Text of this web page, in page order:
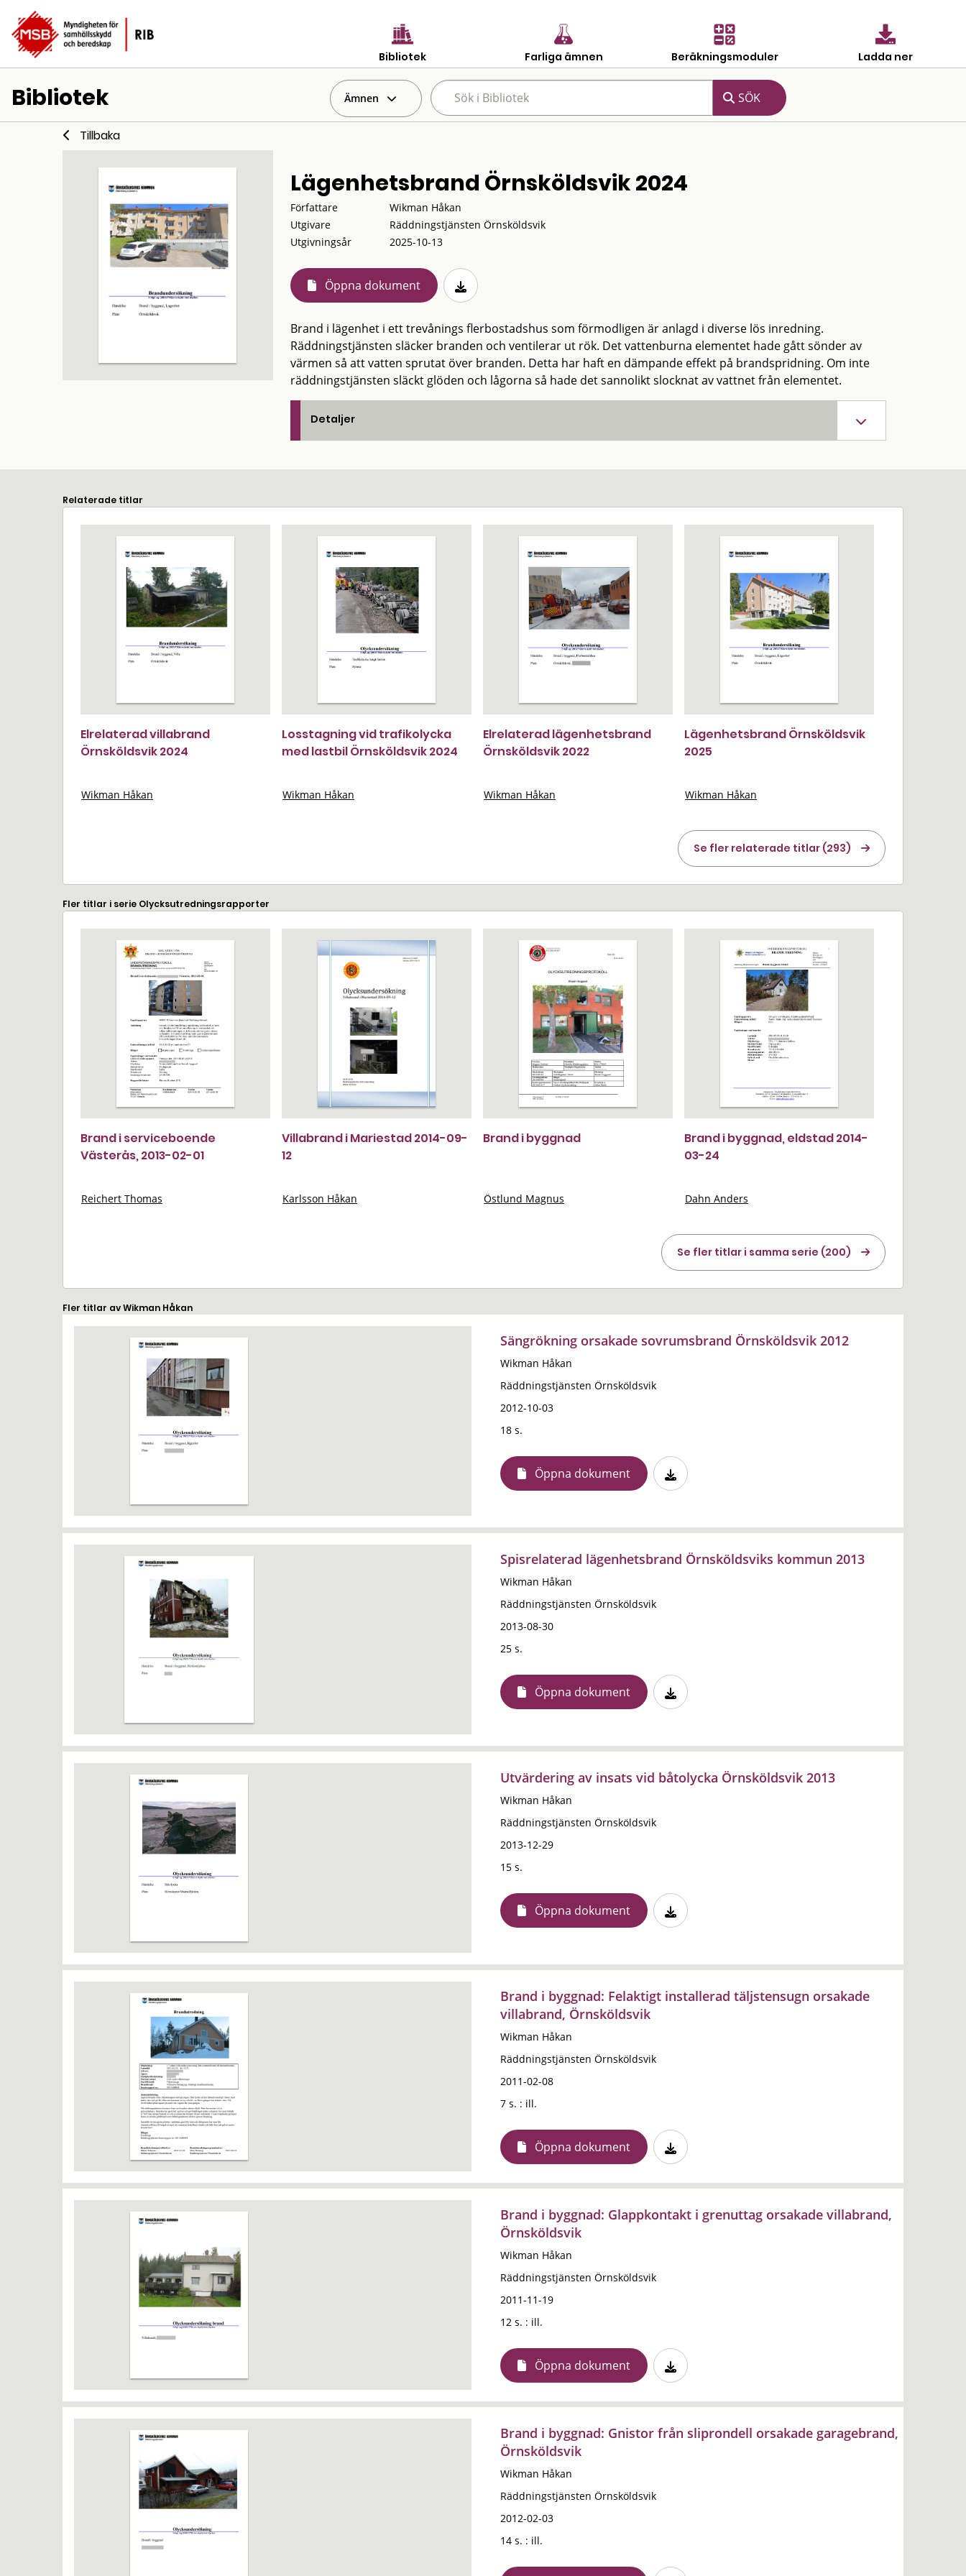
Bibliotek Farliga ämnen Beräkningsmoduler Ladda ner
Bibliotek Ämnen
Tillbaka
Lägenhetsbrand Örnsköldsvik 2024
Författare
Wikman Håkan
Utgivare
Räddningstjänsten Örnsköldsvik
Utgivningsår
2025-10-13
Öppna dokument
Brand i lägenhet i ett trevånings flerbostadshus som förmodligen är anlagd i diverse lös inredning.
Räddningstjänsten släcker branden och ventilerar ut rök. Det vattenburna elementet hade gått sönder av
värmen så att vatten sprutat över branden. Detta har haft en dämpande effekt på brandspridning. Om inte
räddningstjänsten släckt glöden och lågorna så hade det sannolikt slocknat av vattnet från elementet.
Detaljer
Relaterade titlar
Elrelaterad villabrand
Örnsköldsvik 2024
Wikman Håkan
Losstagning vid trafikolycka
med lastbil Örnsköldsvik 2024
Wikman Håkan
Elrelaterad lägenhetsbrand
Örnsköldsvik 2022
Wikman Håkan
Lägenhetsbrand Örnsköldsvik
2025
Wikman Håkan
Se fler relaterade titlar (293)
Fler titlar i serie Olycksutredningsrapporter
Brand i serviceboende
Västerås, 2013-02-01
Reichert Thomas
Villabrand i Mariestad 2014-09-
12
Karlsson Håkan
Brand i byggnad
Östlund Magnus
Brand i byggnad, eldstad 2014-
03-24
Dahn Anders
Se fler titlar i samma serie (200)
Fler titlar av Wikman Håkan
Sängrökning orsakade sovrumsbrand Örnsköldsvik 2012
Wikman Håkan
Räddningstjänsten Örnsköldsvik
2012-10-03
18 s.
Öppna dokument
Spisrelaterad lägenhetsbrand Örnsköldsviks kommun 2013
Wikman Håkan
Räddningstjänsten Örnsköldsvik
2013-08-30
25 s.
Öppna dokument
Utvärdering av insats vid båtolycka Örnsköldsvik 2013
Wikman Håkan
Räddningstjänsten Örnsköldsvik
2013-12-29
15 s.
Öppna dokument
Brand i byggnad: Felaktigt installerad täljstensugn orsakade
villabrand, Örnsköldsvik
Wikman Håkan
Räddningstjänsten Örnsköldsvik
2011-02-08
7 s. : ill.
Öppna dokument
Brand i byggnad: Glappkontakt i grenuttag orsakade villabrand,
Örnsköldsvik
Wikman Håkan
Räddningstjänsten Örnsköldsvik
2011-11-19
12 s. : ill.
Öppna dokument
Brand i byggnad: Gnistor från sliprondell orsakade garagebrand,
Örnsköldsvik
Wikman Håkan
Räddningstjänsten Örnsköldsvik
2012-02-03
14 s. : ill.